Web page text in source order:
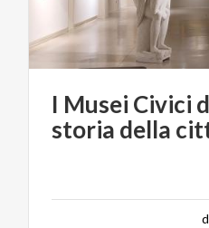
I Musei Civici
storia della